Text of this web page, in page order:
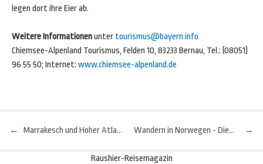
legen dort ihre Eier ab.
Weitere Informationenunter tourismus@bayern.info
Chiemsee-Alpenland Tourismus, Felden 10, 83233 Bernau, Tel.: (08051)
96 55 50; Internet: www.chiemsee-alpenland.de
Beitragsnavigation
← Marrakesch und Hoher Atlas: Alte Berberkultur und junge Sozialprojekte →
Wandern in Norwegen - Die fünf schönsten Orte
Raushier-Reisemagazin